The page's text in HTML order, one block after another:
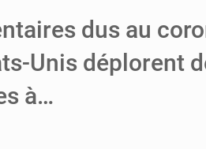
dus au
Unis déplorent
à…